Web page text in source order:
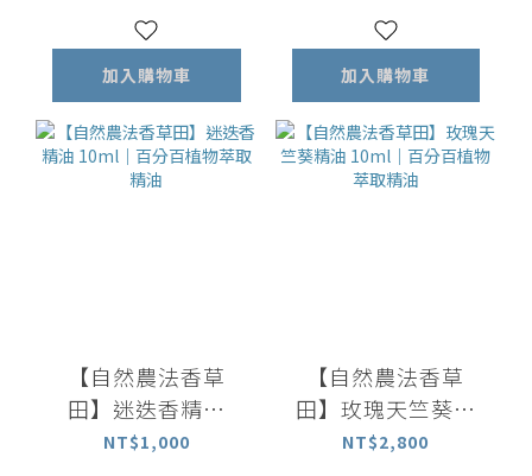
加入購物車 加入購物車
【自然農法香草
田】迷迭香精油
10ml｜百分百植物
NT$1,000
【自然農法香草
田】玫瑰天竺葵精
油 10ml｜百分百植
NT$2,800